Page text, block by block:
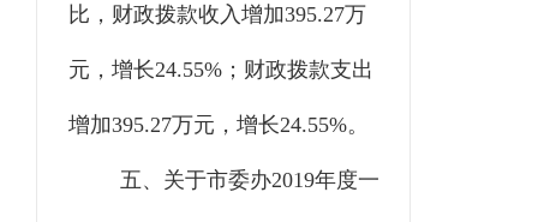
比，财政拨款收入增加395.27万
元，增长24.55%；财政拨款支出
增加395.27万元，增长24.55%。
五、关于市委办2019年度一